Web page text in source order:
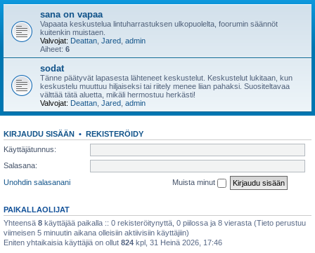
sana on vapaa
Vapaata keskustelua lintuharrastuksen ulkopuolelta, foorumin säännöt
kuitenkin muistaen.
Valvojat: Deattan Jared admin
Aiheet: 6
sodat
Tänne päätyvät lapasesta lähteneet keskustelut. Keskustelut lukitaan, kun
keskustelu muuttuu hiljaiseksi tai riitely menee liian pahaksi. Suositeltavaa
välttää tätä aluetta, mikäli hermostuu herkästi!
Valvojat: Deattan Jared admin
KIRJAUDU SISÄÄN • REKISTERÖIDY
Käyttäjätunnus:
Salasana:
Unohdin salasanani
Muista minut
PAIKALLAOLIJAT
Yhteensä 8 käyttäjää paikalla :: 0 rekisteröitynyttä, 0 piilossa ja 8 vierasta (Tieto perustuu
viimeisen 5 minuutin aikana olleisiin aktiivisiin käyttäjiin)
Eniten yhtaikaisia käyttäjiä on ollut 824 kpl, 31 Heinä 2026, 17:46